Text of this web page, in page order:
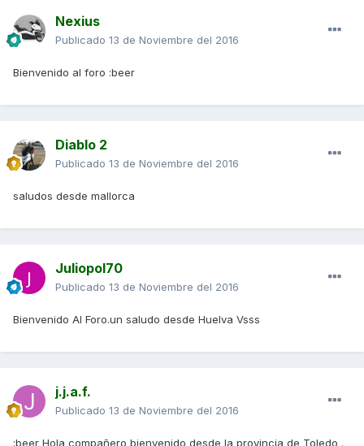
Nexius
Publicado 13 de Noviembre del 2016
Bienvenido al foro :beer
Diablo 2
Publicado 13 de Noviembre del 2016
saludos desde mallorca
Juliopol70
Publicado 13 de Noviembre del 2016
Bienvenido Al Foro.un saludo desde Huelva Vsss
j.j.a.f.
Publicado 13 de Noviembre del 2016
:beer Hola compañero bienvenido desde la provincia de Toledo .